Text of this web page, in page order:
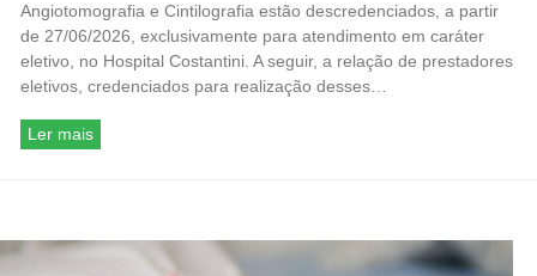
Angiotomografia e Cintilografia estão descredenciados, a partir
de 27/06/2026, exclusivamente para atendimento em caráter
eletivo, no Hospital Costantini. A seguir, a relação de prestadores
eletivos, credenciados para realização desses…
Ler mais